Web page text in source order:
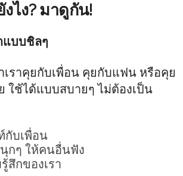
ไง? มาดูกัน!
แบบชิลๆ
เราคุยกับเพื่อน คุยกับแฟน หรือคุย
ใช้ได้แบบสบายๆ ไม่ต้องเป็น
กับเพื่อน
นุกๆ ให้คนอื่นฟัง
สึกของเรา